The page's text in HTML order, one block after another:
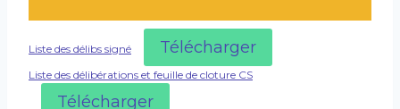
Liste des délibs signé Télécharger
Liste des délibérations et feuille de cloture CS
Télécharger